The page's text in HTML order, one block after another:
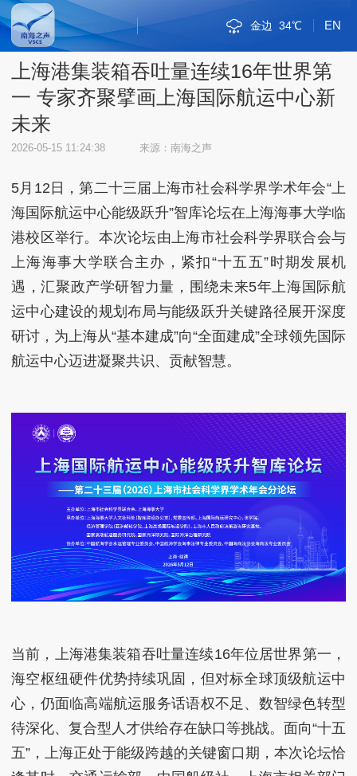
EN
河内 38℃
三沙 32℃
三亚 30℃
琼海 34℃
海口 32℃
斯里巴加湾 34℃
金边 34℃
雅加达 33℃
万象 31℃
吉隆坡 34℃
马尼拉 30℃
新加坡市 33℃
曼谷 34℃
内比都 31℃
河内 38℃
三沙 32℃
上海港集装箱吞吐量连续16年世界第
一 专家齐聚擘画上海国际航运中心新
未来
2026-05-15 11:24:38 来源：南海之声
5月12日，第二十三届上海市社会科学界学术年会“上
海国际航运中心能级跃升”智库论坛在上海海事大学临
港校区举行。本次论坛由上海市社会科学界联合会与
上海海事大学联合主办，紧扣“十五五”时期发展机
遇，汇聚政产学研智力量，围绕未来5年上海国际航
运中心建设的规划布局与能级跃升关键路径展开深度
研讨，为上海从“基本建成”向“全面建成”全球领先国际
航运中心迈进凝聚共识、贡献智慧。
当前，上海港集装箱吞吐量连续16年位居世界第一，
海空枢纽硬件优势持续巩固，但对标全球顶级航运中
心，仍面临高端航运服务话语权不足、数智绿色转型
待深化、复合型人才供给存在缺口等挑战。面向“十五
五”，上海正处于能级跨越的关键窗口期，本次论坛恰